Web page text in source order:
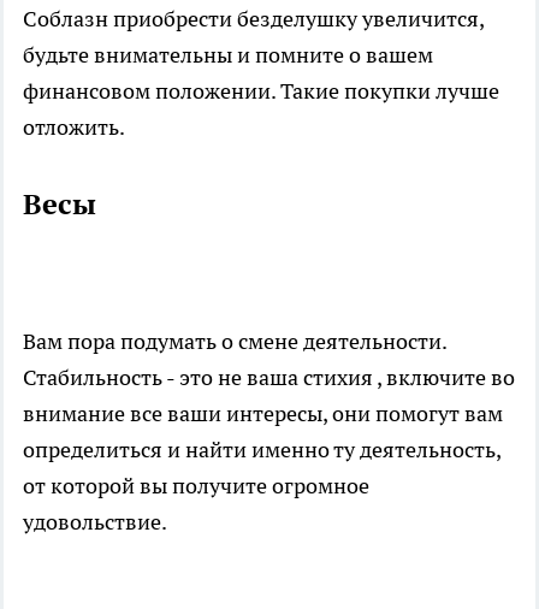
Соблазн приобрести безделушку увеличится,
будьте внимательны и помните о вашем
финансовом положении. Такие покупки лучше
отложить.
Весы
Вам пора подумать о смене деятельности.
Стабильность - это не ваша стихия , включите во
внимание все ваши интересы, они помогут вам
определиться и найти именно ту деятельность,
от которой вы получите огромное
удовольствие.